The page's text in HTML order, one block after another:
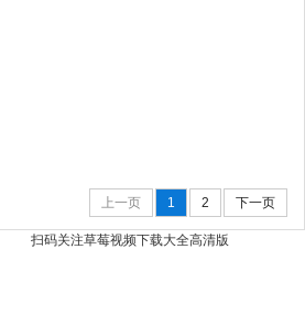
上一页 1 2 下一页
注草莓视频下载大全高清版